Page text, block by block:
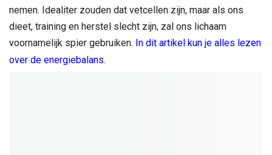
nemen. Idealiter zouden dat vetcellen zijn, maar als ons
dieet, training en herstel slecht zijn, zal ons lichaam
voornamelijk spier gebruiken. In dit artikel kun je alles lezen
over de energiebalans.